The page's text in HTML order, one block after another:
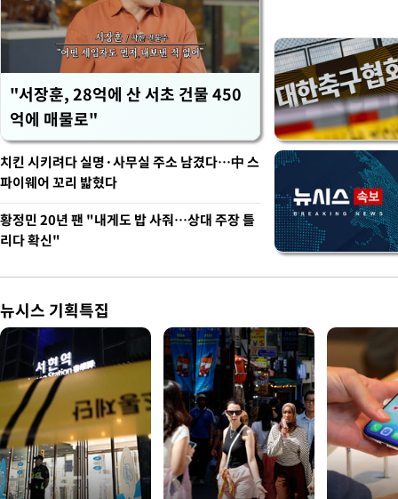
"서장훈, 28억에 산 서초 건물 450
억에 매물로"
치킨 시키려다 실명·사무실 주소 남겼다…中 스
파이웨어 꼬리 밟혔다
황정민 20년 팬 "내게도 밥 사줘…상대 주장 틀
리다 확신"
뉴시스 기획특집